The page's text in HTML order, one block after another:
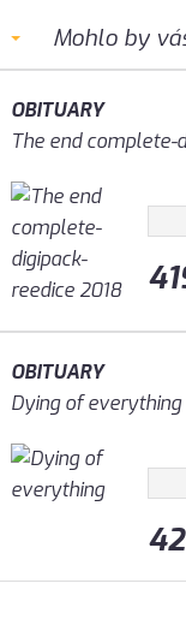
Mohlo by
OBITUARY
The end complete-
OBITUARY
Dying of everything